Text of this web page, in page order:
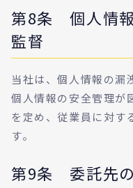
第8条 個人情
監督
当社は、個人情報の漏
個人情報の安全管理が
を定め、従業員に対す
す。
第9条 委託先